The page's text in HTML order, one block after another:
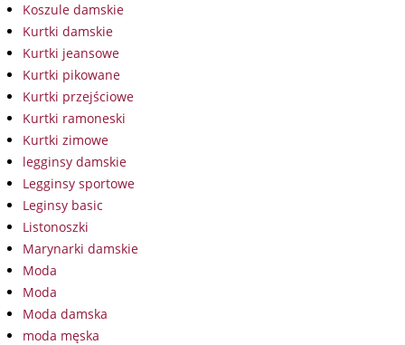
Koszule damskie
Kurtki damskie
Kurtki jeansowe
Kurtki pikowane
Kurtki przejściowe
Kurtki ramoneski
Kurtki zimowe
legginsy damskie
Legginsy sportowe
Leginsy basic
Listonoszki
Marynarki damskie
Moda
Moda
Moda damska
moda męska